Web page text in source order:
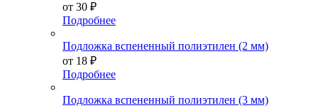
от 30 ₽
Подробнее
Подложка вспененный полиэтилен (2 мм)
от 18 ₽
Подробнее
Подложка вспененный полиэтилен (3 мм)